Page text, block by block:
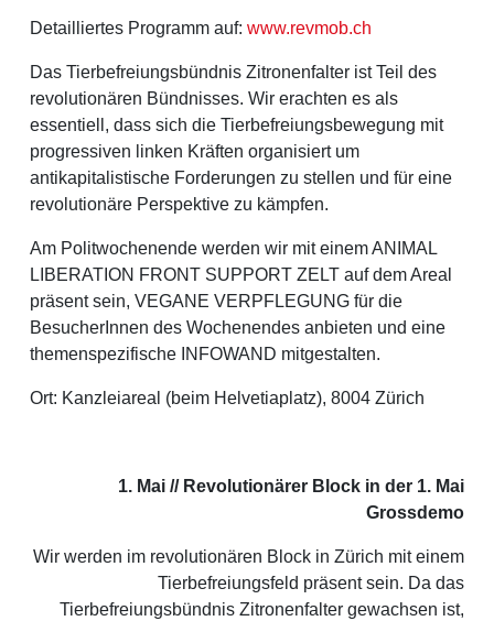
Detailliertes Programm auf: www.revmob.ch
Das Tierbefreiungsbündnis Zitronenfalter ist Teil des
revolutionären Bündnisses. Wir erachten es als
essentiell, dass sich die Tierbefreiungsbewegung mit
progressiven linken Kräften organisiert um
antikapitalistische Forderungen zu stellen und für eine
revolutionäre Perspektive zu kämpfen.
Am Politwochenende werden wir mit einem ANIMAL
LIBERATION FRONT SUPPORT ZELT auf dem Areal
präsent sein, VEGANE VERPFLEGUNG für die
BesucherInnen des Wochenendes anbieten und eine
themenspezifische INFOWAND mitgestalten.
Ort: Kanzleiareal (beim Helvetiaplatz), 8004 Zürich
1. Mai // Revolutionärer Block in der 1. Mai
Grossdemo
Wir werden im revolutionären Block in Zürich mit einem
Tierbefreiungsfeld präsent sein. Da das
Tierbefreiungsbündnis Zitronenfalter gewachsen ist,